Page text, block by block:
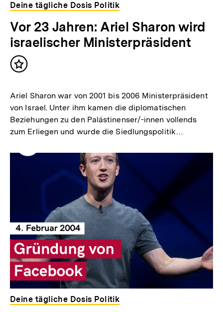
Deine tägliche Dosis Politik
Vor 23 Jahren: Ariel Sharon wird
israelischer Ministerpräsident
Inhalt
Ariel Sharon war von 2001 bis 2006 Ministerpräsident
von Israel. Unter ihm kamen die diplomatischen
Beziehungen zu den Palästinenser/-innen vollends
zum Erliegen und wurde die Siedlungspolitik…
Deine tägliche Dosis Politik